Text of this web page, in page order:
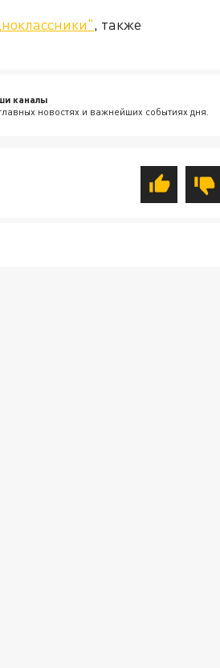
, также
каналы
новостях и важнейших событиях дня.